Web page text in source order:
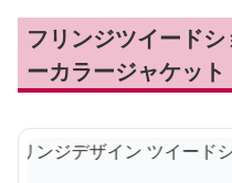
フリンジツイード
ーカラージャケット